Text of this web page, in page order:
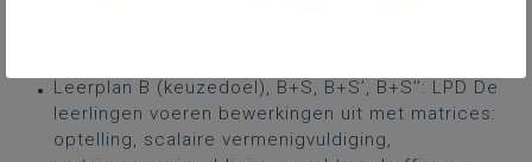
Leerplan B (keuzedoel), B+S, B+S’, B+S’’: LPD De
leerlingen voeren bewerkingen uit met matrices:
optelling, scalaire vermenigvuldiging,